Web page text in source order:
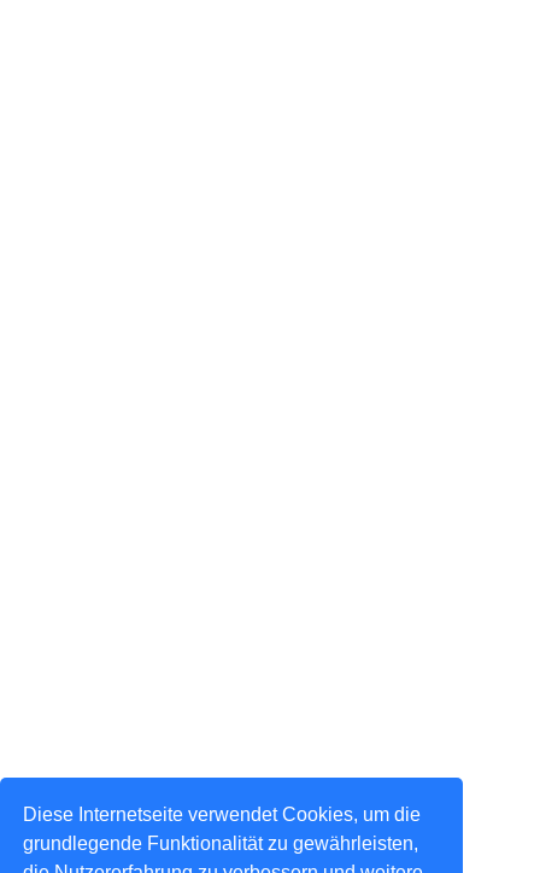
Diese Internetseite verwendet Cookies, um die
grundlegende Funktionalität zu gewährleisten,